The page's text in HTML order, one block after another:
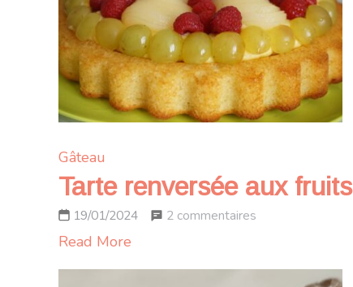
Gâteau
Tarte renversée aux fruits
19/01/2024 2 commentaires
renversée
Read More